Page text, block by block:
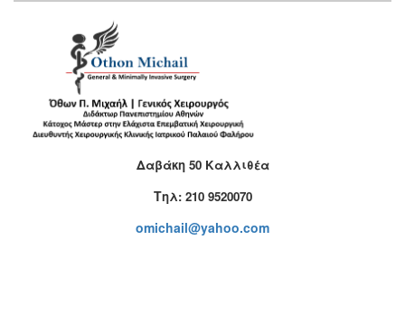
Δαβάκη 50 Καλλιθέα
Tηλ: 210 9520070
omichail@yahoo.com